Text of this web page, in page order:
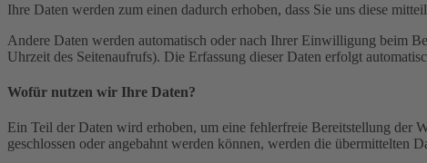
Ihre Daten werden zum einen dadurch erhoben, dass Sie uns diese
Andere Daten werden automatisch oder nach Ihrer Einwilligung beim
Uhrzeit des Seitenaufrufs). Die Erfassung dieser Daten erfolgt
Wofür nutzen wir Ihre Daten?
Ein Teil der Daten wird erhoben, um eine fehlerfreie Bereitstellung der
geschlossen oder angebahnt werden können, werden die übermittelten